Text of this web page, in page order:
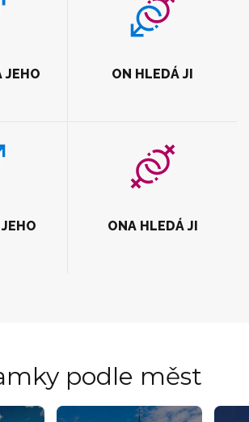
JEHO ON HLEDÁ JI
ONA HLEDÁ JI
podle měst